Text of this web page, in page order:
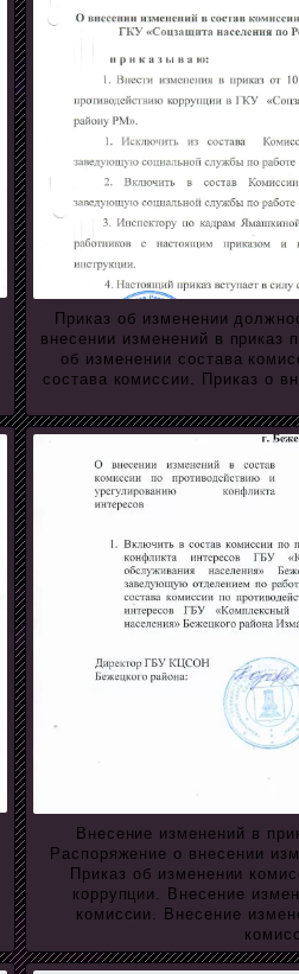
Приказ об изменении
внесении изменений в приказ
об изменении состава
состава комиссии. Приказ о
Внесение изменений в
Распоряжение о внесении
Приказ об изменении
коррупции. Внесение
комиссии. Внесение